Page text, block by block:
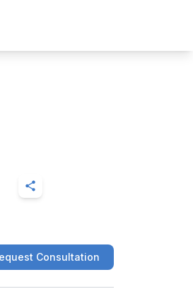
Consultation